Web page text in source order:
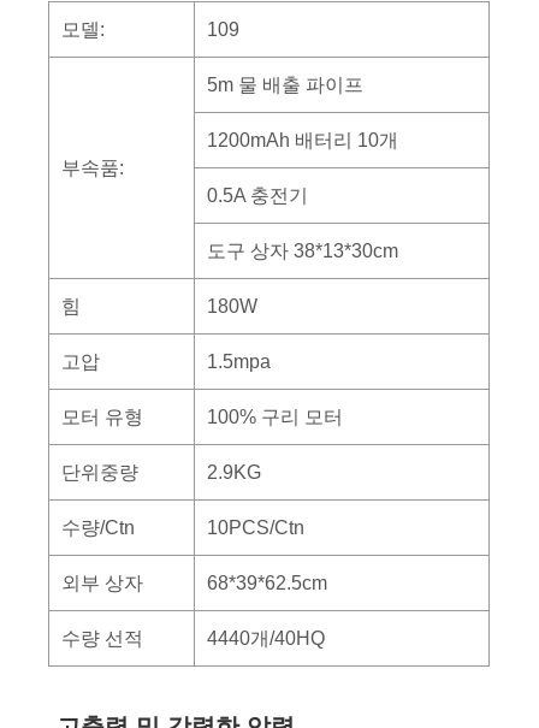
모델: 109
부속품:
5m 물 배출 파이프
1200mAh 배터리 10개
0.5A 충전기
도구 상자 38*13*30cm
힘 180W
고압 1.5mpa
모터 유형 100% 구리 모터
단위중량 2.9KG
수량/Ctn 10PCS/Ctn
외부 상자 68*39*62.5cm
수량 선적 4440개/40HQ